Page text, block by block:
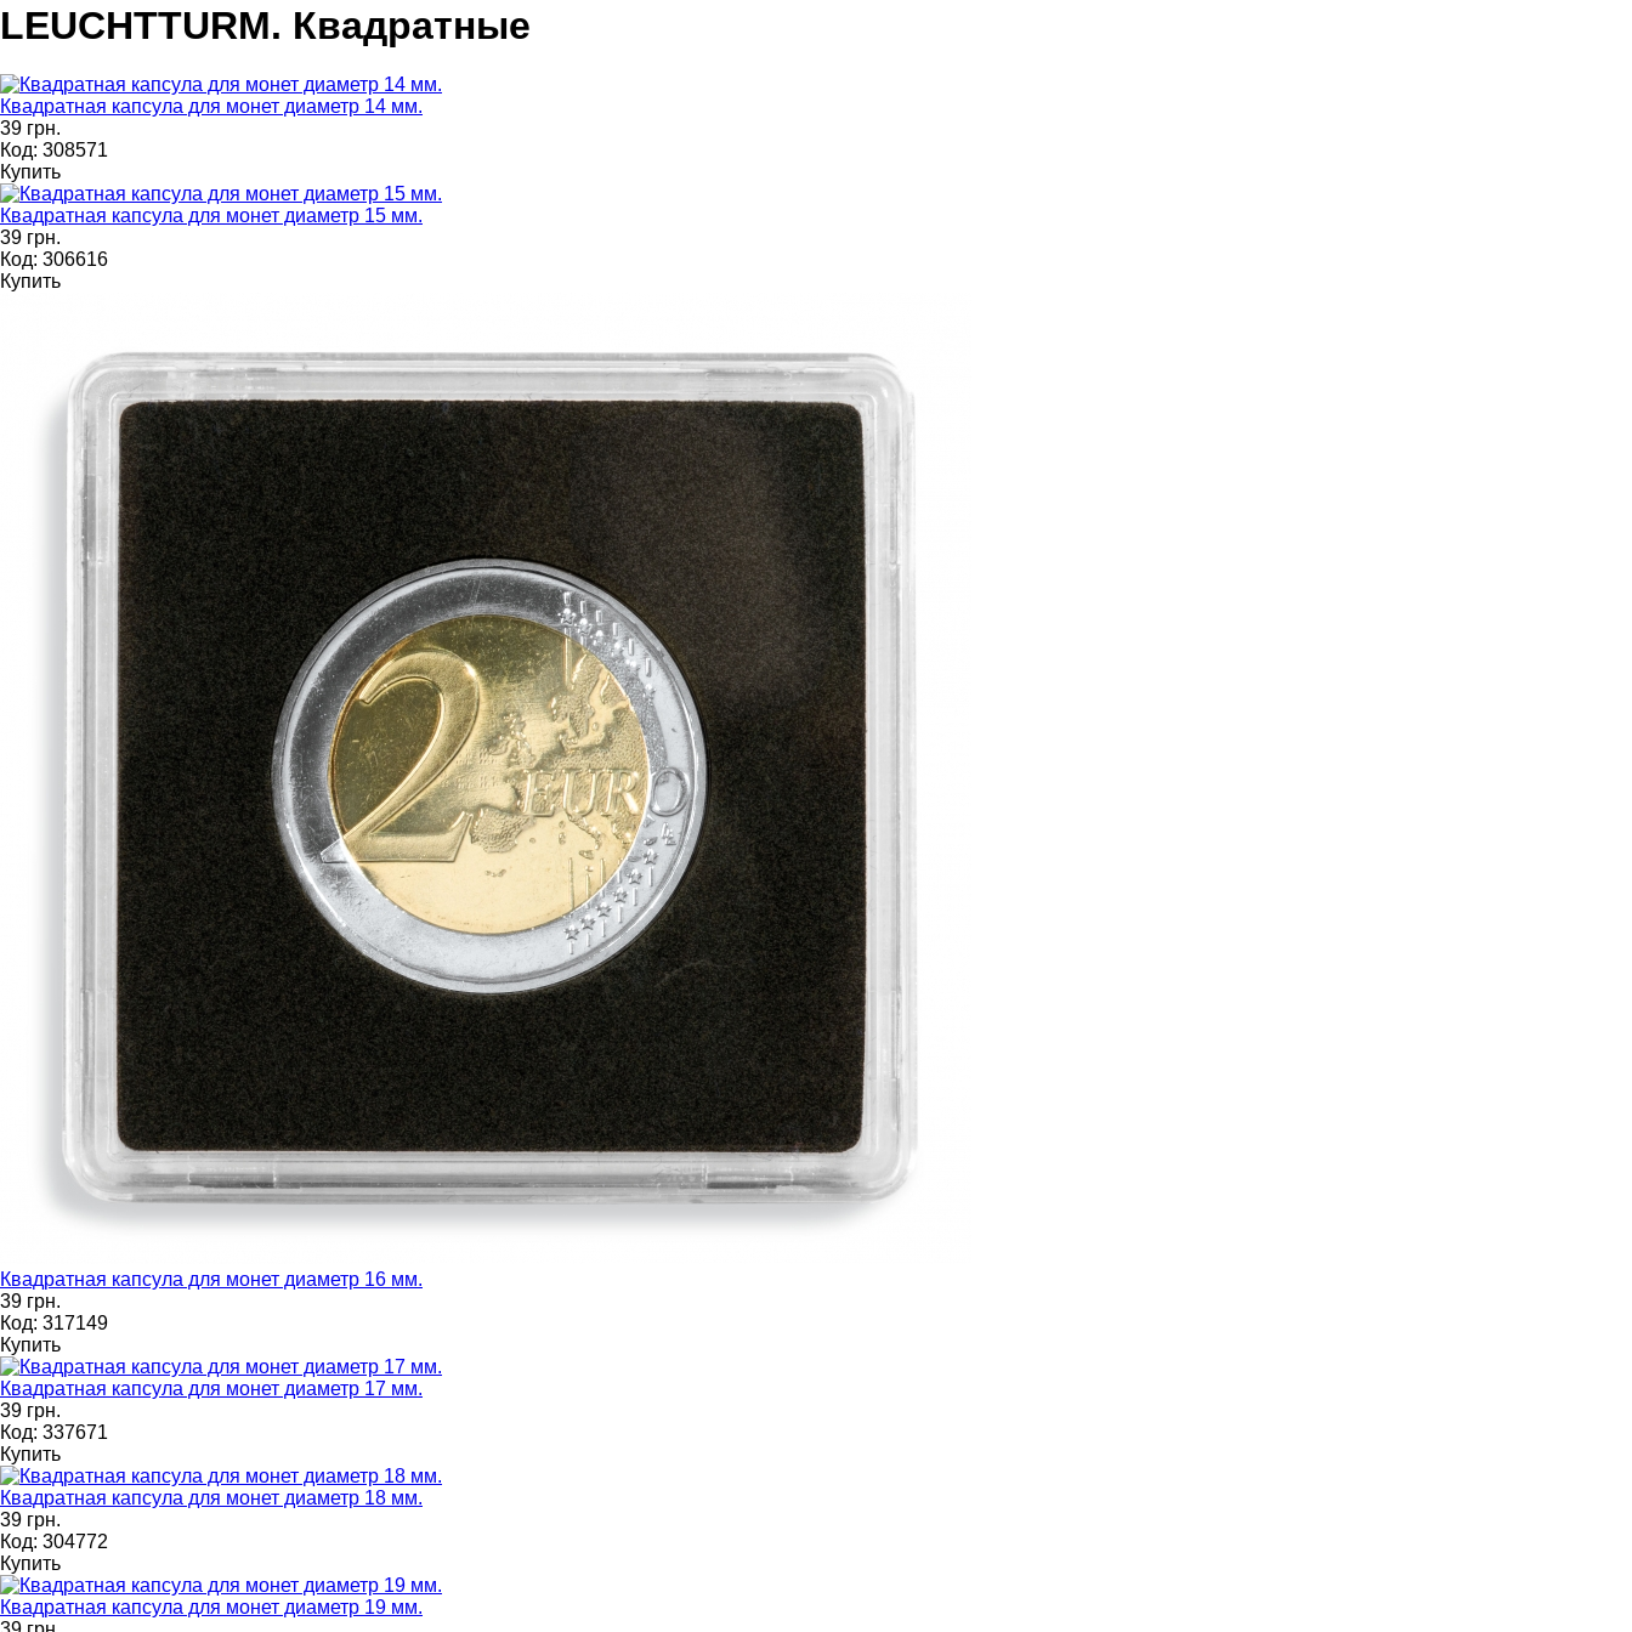
LEUCHTTURM. Квадратные
Квадратная капсула для монет диаметр 14 мм.
39 грн.
Код: 308571
Купить
Квадратная капсула для монет диаметр 15 мм.
39 грн.
Код: 306616
Купить
Квадратная капсула для монет диаметр 16 мм.
39 грн.
Код: 317149
Купить
Квадратная капсула для монет диаметр 17 мм.
39 грн.
Код: 337671
Купить
Квадратная капсула для монет диаметр 18 мм.
39 грн.
Код: 304772
Купить
Квадратная капсула для монет диаметр 19 мм.